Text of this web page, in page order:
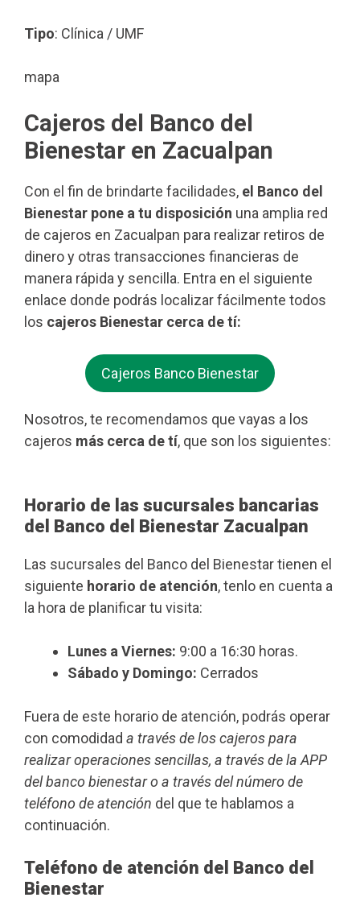
Tipo: Clínica / UMF
mapa
Cajeros del Banco del
Bienestar en Zacualpan
Con el fin de brindarte facilidades, el Banco del
Bienestar pone a tu disposición una amplia red
de cajeros en Zacualpan para realizar retiros de
dinero y otras transacciones financieras de
manera rápida y sencilla. Entra en el siguiente
enlace donde podrás localizar fácilmente todos
los cajeros Bienestar cerca de tí:
Cajeros Banco Bienestar
Nosotros, te recomendamos que vayas a los
cajeros más cerca de tí, que son los siguientes:
Horario de las sucursales bancarias
del Banco del Bienestar Zacualpan
Las sucursales del Banco del Bienestar tienen el
siguiente horario de atención, tenlo en cuenta a
la hora de planificar tu visita:
Lunes a Viernes: 9:00 a 16:30 horas.
Sábado y Domingo: Cerrados
Fuera de este horario de atención, podrás operar
con comodidad a través de los cajeros para
realizar operaciones sencillas, a través de la APP
del banco bienestar o a través del número de
teléfono de atención del que te hablamos a
continuación.
Teléfono de atención del Banco del
Bienestar